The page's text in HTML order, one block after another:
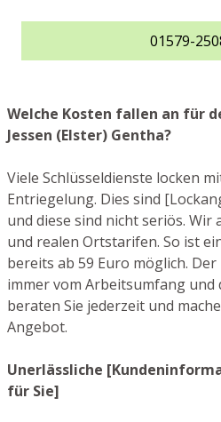
01579-
Welche Kosten fallen an für
Jessen (Elster) Gentha?
Viele Schlüsseldienste locken
Entriegelung. Dies sind
und diese sind nicht seriös.
und realen Ortstarifen. So ist
bereits ab 59 Euro möglich.
immer vom Arbeitsumfang und
beraten Sie jederzeit und
Angebot.
Unerlässliche
für Sie]